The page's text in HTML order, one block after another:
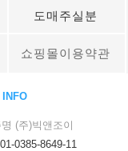
도매주실분
쇼핑몰이용약관
(주)빅앤조이
0385-8649-11